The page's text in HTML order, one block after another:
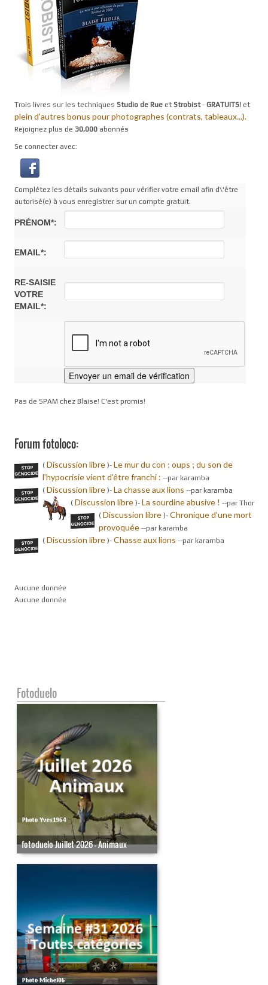
Trois livres sur les techniques Studio de Rue et Strobist- GRATUITS! et
plein d'autres bonus pour photographes (contrats, tableaux...).
Rejoignez plus de 30,000 abonnés
Se connecter avec:
Complétez les détails suivants pour vérifier votre email afin d\'être
autorisé(e) à vous enregistrer sur un compte gratuit.
PRÉNOM*:
EMAIL*:
RE-SAISIE
VOTRE
EMAIL*:
Pas de SPAM chez Blaise! C'est promis!
Forum fotoloco:
( Discussion libre )- Le mur du con ; oups ; du son de
l’hypocrisie vient d’être franchi : --par karamba
( Discussion libre )- La chasse aux lions --par karamba
( Discussion libre )- La sourdine abusive ! --par Thor
( Discussion libre )- Chronique d'une mort
provoquée --par karamba
( Discussion libre )- Chasse aux lions --par karamba
Aucune donnée
Aucune donnée
Fotoduelo
fotoduelo Juillet 2026 - Animaux